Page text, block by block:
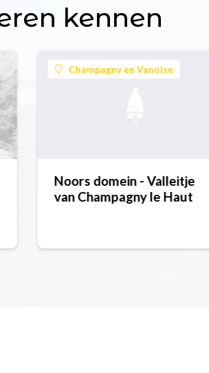
kennen
Champagny en Vanoise
Noors domein - Valleitje
van Champagny le Haut